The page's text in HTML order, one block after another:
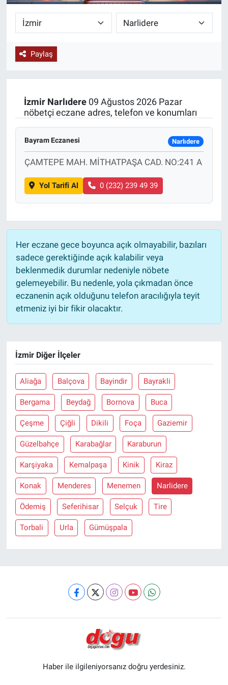
Paylaş
İzmir Narlıdere09 Ağustos 2026 Pazar
nöbetçi eczane adres, telefon ve konumları
Bayram Eczanesi Narlıdere
ÇAMTEPE MAH. MİTHATPAŞA CAD. NO:241 A
Yol Tarifi Al 0 (232) 239 49 39
Her eczane gece boyunca açık olmayabilir, bazıları
sadece gerektiğinde açık kalabilir veya
beklenmedik durumlar nedeniyle nöbete
gelemeyebilir. Bu nedenle, yola çıkmadan önce
eczanenin açık olduğunu telefon aracılığıyla teyit
etmeniz iyi bir fikir olacaktır.
İzmir Diğer İlçeler
Aliağa Balçova Bayindir Bayrakli
Bergama Beydağ Bornova Buca
Çeşme Çiğli Dikili Foça Gaziemir
Güzelbahçe Karabağlar Karaburun
Karşiyaka Kemalpaşa Kinik Kiraz
Konak Menderes Menemen Narlidere
Ödemiş Seferihisar Selçuk Tire
Torbali Urla Gümüşpala
Haber ile ilgileniyorsanız doğru yerdesiniz.
KÜLTÜR-SANAT
Yerel Haber
SPOR